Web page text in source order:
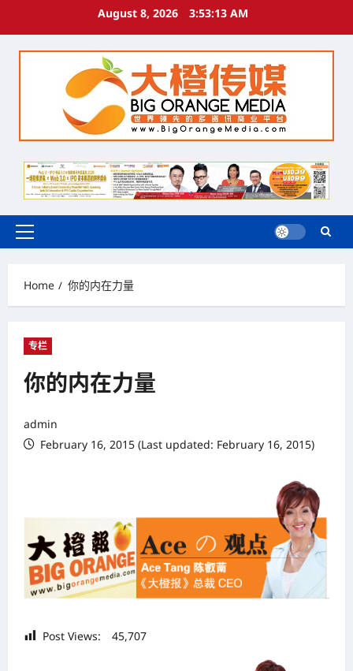
August 8, 2026 3:53:13 AM
Primary
Home
你的内在力量
专栏
你的内在力量
admin
February 16, 2015 (Last updated: February 16, 2015)
Post Views: 45,707